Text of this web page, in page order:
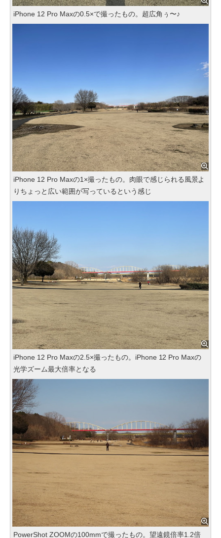
iPhone 12 Pro Maxの0.5×で撮ったもの。超広角ぅ〜♪
iPhone 12 Pro Maxの1×撮ったもの。肉眼で感じられる風景よ
りちょっと広い範囲が写っているという感じ
iPhone 12 Pro Maxの2.5×撮ったもの。iPhone 12 Pro Maxの
光学ズーム最大倍率となる
PowerShot ZOOMの100mmで撮ったもの。望遠鏡倍率1.2倍